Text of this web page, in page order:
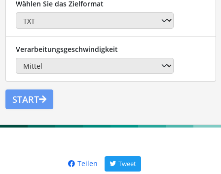
Wählen Sie das Zielformat
Verarbeitungsgeschwindigkeit
START
Teilen Tweet